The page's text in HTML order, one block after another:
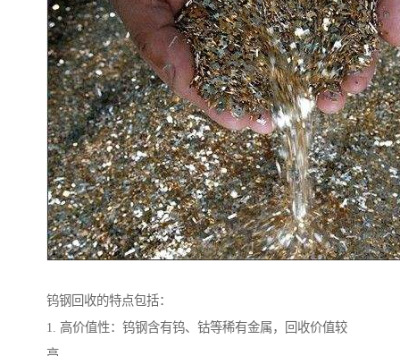
钨钢回收的特点包括：
1. 高价值性：钨钢含有钨、钴等稀有金属，回收价值较